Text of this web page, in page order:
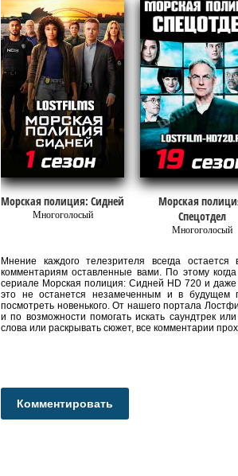
Морская полиция: Сидней
Многоголосый
Морская
Спецотдел
Многоголосый
Мнение каждого телезрителя всегда
комментариям оставленные вами. По этому
сериале Морская полиция: Сидней HD 720 и
это не останется незамеченным и в будущем
посмотреть новенького. От нашего портала
и по возможности помогать искать саундтрек
слова или раскрывать сюжет, все комментарии
Комментировать